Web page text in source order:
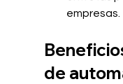
empresas.
de